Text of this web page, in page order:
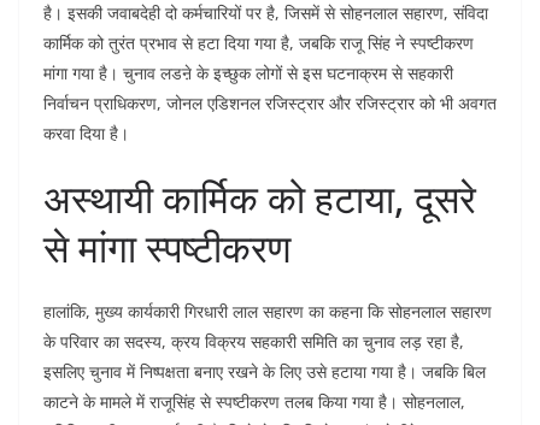
है। इसकी जवाबदेही दो कर्मचारियों पर है, जिसमें से सोहनलाल सहारण, संविदा
कार्मिक को तुरंत प्रभाव से हटा दिया गया है, जबकि राजू सिंह ने स्पष्टीकरण
मांगा गया है। चुनाव लडऩे के इच्छुक लोगों से इस घटनाक्रम से सहकारी
निर्वाचन प्राधिकरण, जोनल एडिशनल रजिस्ट्रार और रजिस्ट्रार को भी अवगत
करवा दिया है।
अस्थायी कार्मिक को हटाया, दूसरे
से मांगा स्पष्टीकरण
हालांकि, मुख्य कार्यकारी गिरधारी लाल सहारण का कहना कि सोहनलाल सहारण
के परिवार का सदस्य, क्रय विक्रय सहकारी समिति का चुनाव लड़ रहा है,
इसलिए चुनाव में निष्पक्षता बनाए रखने के लिए उसे हटाया गया है। जबकि बिल
काटने के मामले में राजूसिंह से स्पष्टीकरण तलब किया गया है। सोहनलाल,